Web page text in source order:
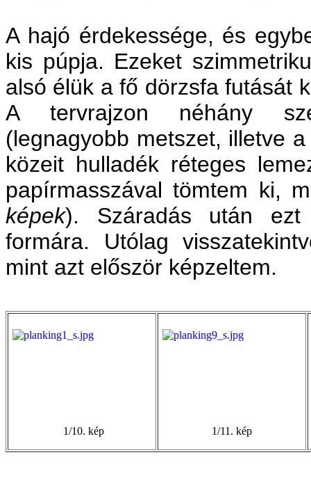
A hajó érdekessége, és
kis púpja. Ezeket
alsó élük a fő dörzsfa futását
A tervrajzon néhány
(legnagyobb metszet, illetve
közeit hulladék réteges
papírmasszával tömtem ki,
képek). Száradás után ezt
formára. Utólag
mint azt először képzeltem.
1/10. kép 1/11. kép